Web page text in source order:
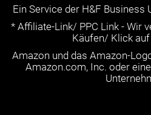
Ein Service der H&F Business
* Affiliate-Link/ PPC Link - Wir
Käufen/ Klick
Amazon und das Amazon-
Amazon.com, Inc. oder